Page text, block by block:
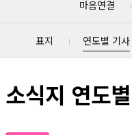
마음연결
표지 연도별 기사
소식지 연도